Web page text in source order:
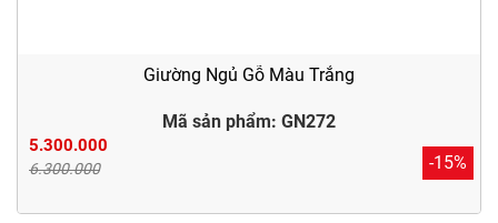
Giường Ngủ Gỗ Màu Trắng
Mã sản phẩm: GN272
5.300.000
6.300.000 -15%